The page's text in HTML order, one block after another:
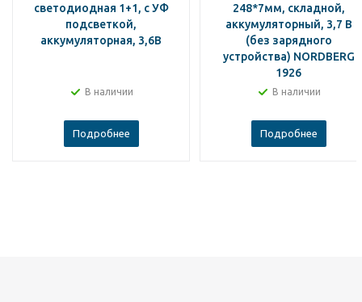
светодиодная 1+1, с УФ
подсветкой,
аккумуляторная, 3,6В
В наличии
Подробнее
248*7мм, складной,
аккумуляторный, 3,7 В
(без зарядного
устройства) NORDBERG
1926
В наличии
Подробнее